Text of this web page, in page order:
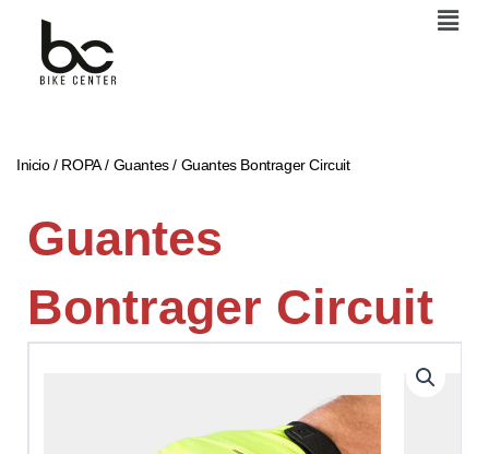
contenido
Inicio/ ROPA/ Guantes/ Guantes Bontrager Circuit
Guantes
Bontrager Circuit